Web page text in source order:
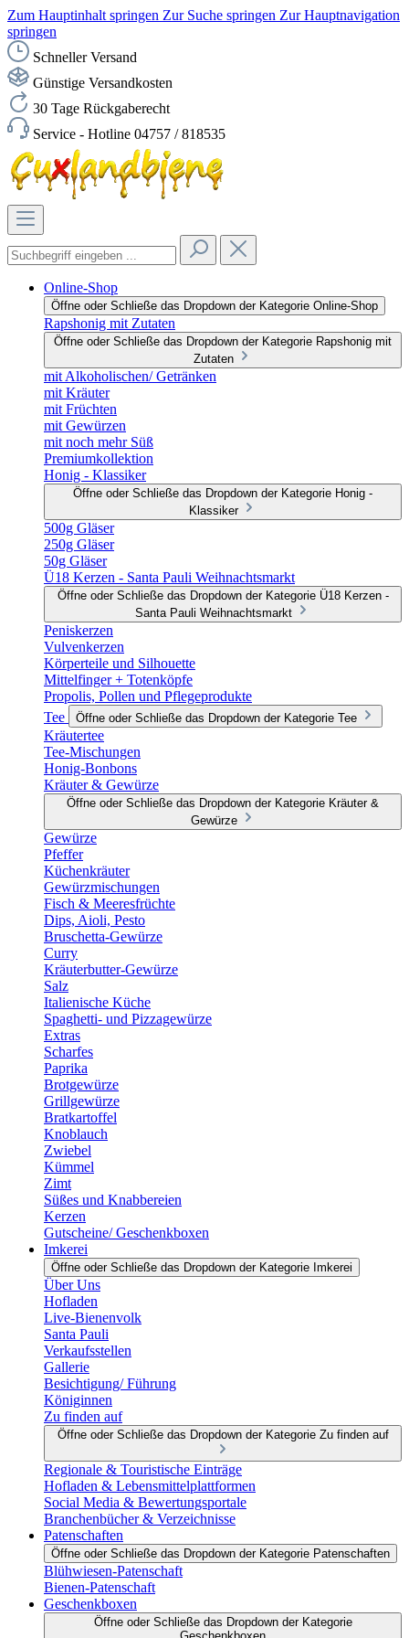
Zum Hauptinhalt springen Zur Suche springen Zur Hauptnavigation
springen
Schneller Versand
Günstige Versandkosten
30 Tage Rückgaberecht
Service - Hotline 04757 / 818535
Online-Shop
Öffne oder Schließe das Dropdown der Kategorie Online-Shop
Rapshonig mit Zutaten
Öffne oder Schließe das Dropdown der Kategorie Rapshonig mit
Zutaten
mit Alkoholischen/ Getränken
mit Kräuter
mit Früchten
mit Gewürzen
mit noch mehr Süß
Premiumkollektion
Honig - Klassiker
Öffne oder Schließe das Dropdown der Kategorie Honig -
Klassiker
500g Gläser
250g Gläser
50g Gläser
Ü18 Kerzen - Santa Pauli Weihnachtsmarkt
Öffne oder Schließe das Dropdown der Kategorie Ü18 Kerzen -
Santa Pauli Weihnachtsmarkt
Peniskerzen
Vulvenkerzen
Körperteile und Silhouette
Mittelfinger + Totenköpfe
Propolis, Pollen und Pflegeprodukte
Tee
Öffne oder Schließe das Dropdown der Kategorie Tee
Kräutertee
Tee-Mischungen
Honig-Bonbons
Kräuter & Gewürze
Öffne oder Schließe das Dropdown der Kategorie Kräuter &
Gewürze
Gewürze
Pfeffer
Küchenkräuter
Gewürzmischungen
Fisch & Meeresfrüchte
Dips, Aioli, Pesto
Bruschetta-Gewürze
Curry
Kräuterbutter-Gewürze
Salz
Italienische Küche
Spaghetti- und Pizzagewürze
Extras
Scharfes
Paprika
Brotgewürze
Grillgewürze
Bratkartoffel
Knoblauch
Zwiebel
Kümmel
Zimt
Süßes und Knabbereien
Kerzen
Gutscheine/ Geschenkboxen
Imkerei
Öffne oder Schließe das Dropdown der Kategorie Imkerei
Über Uns
Hofladen
Live-Bienenvolk
Santa Pauli
Verkaufsstellen
Gallerie
Besichtigung/ Führung
Königinnen
Zu finden auf
Öffne oder Schließe das Dropdown der Kategorie Zu finden auf
Regionale & Touristische Einträge
Hofladen & Lebensmittelplattformen
Social Media & Bewertungsportale
Branchenbücher & Verzeichnisse
Patenschaften
Öffne oder Schließe das Dropdown der Kategorie Patenschaften
Blühwiesen-Patenschaft
Bienen-Patenschaft
Geschenkboxen
Öffne oder Schließe das Dropdown der Kategorie